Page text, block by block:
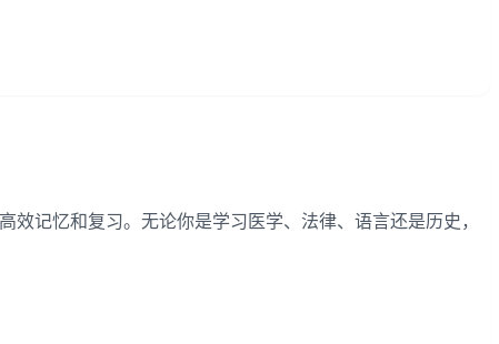
效记忆和复习。无论你是学习医学、法律、语言还是历史，